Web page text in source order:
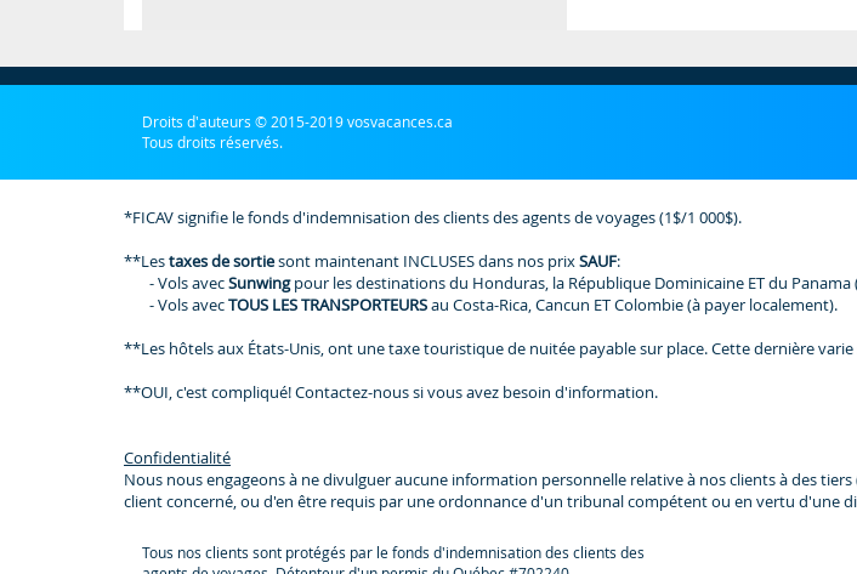
Droits d'auteurs © 2015-2019 vosvacances.ca
Tous droits réservés.
*FICAV signifie le fonds d'indemnisation des clients des agents de voyages (1$/1 000$).
**Lestaxes de sortiesont maintenant INCLUSES dans nos prixSAUF:
- Vols avecSunwingpour les destinations du Honduras, la République Dominicaine ET du Panama
- Vols avecTOUS LES TRANSPORTEURSau Costa-Rica, Cancun ET Colombie (à payer localement).
**Les hôtels aux États-Unis, ont une taxe touristique de nuitée payable sur place. Cette dernière
**OUI, c'est compliqué! Contactez-nous si vous avez besoin d'information.
Confidentialité
Nous nous engageons à ne divulguer aucune information personnelle relative à nos clients à des
client concerné, ou d'en être requis par une ordonnance d'un tribunal compétent ou en vertu d'une
Tous nos clients sont protégés par le fonds d'indemnisation des clients des